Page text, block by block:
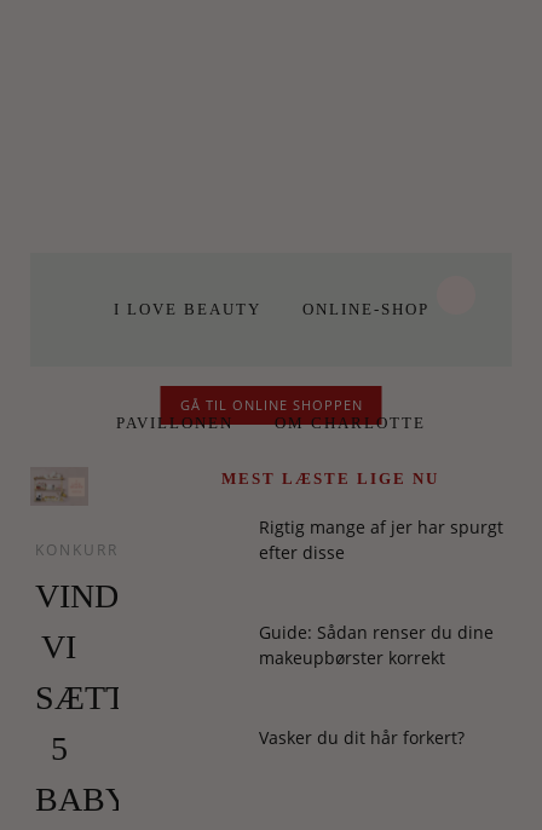
I LOVE BEAUTY ONLINE-SHOP
PAVILLONEN OM CHARLOTTE
GÅ TIL ONLINE SHOPPEN
KONKURRENCER
VIND!
VI
SÆTTER
5
BABY
MEST LÆSTE LIGE NU
Rigtig mange af jer har spurgt
efter disse
Guide: Sådan renser du dine
makeupbørster korrekt
Vasker du dit hår forkert?